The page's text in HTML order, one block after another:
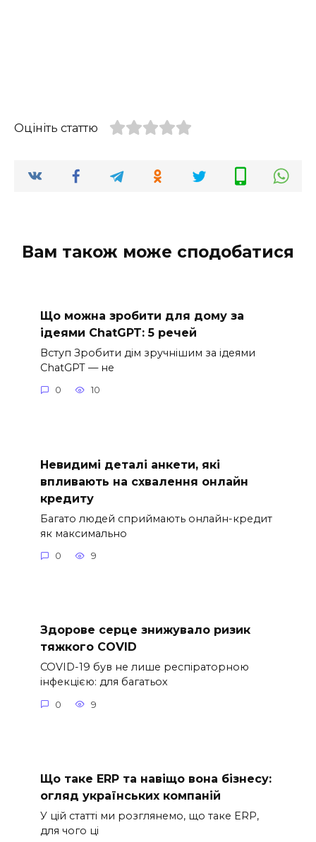
Оцініть статтю
Вам також може сподобатися
Що можна зробити для дому за
ідеями ChatGPT: 5 речей
Вступ Зробити дім зручнішим за ідеями
ChatGPT — не
0 10
Невидимі деталі анкети, які
впливають на схвалення онлайн
кредиту
Багато людей сприймають онлайн-кредит
як максимально
0 9
Здорове серце знижувало ризик
тяжкого COVID
COVID-19 був не лише респіраторною
інфекцією: для багатьох
0 9
Що таке ERP та навіщо вона бізнесу:
огляд українських компаній
У цій статті ми розглянемо, що таке ERP,
для чого ці